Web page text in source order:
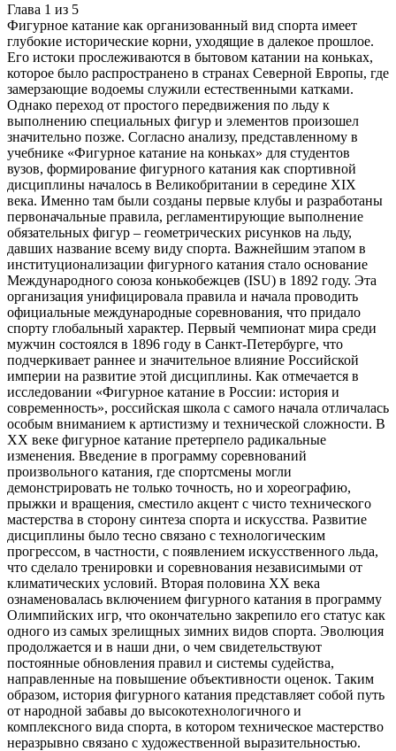
Глава 1 из 5
Фигурное катание как организованный вид спорта имеет
глубокие исторические корни, уходящие в далекое прошлое.
Его истоки прослеживаются в бытовом катании на коньках,
которое было распространено в странах Северной Европы, где
замерзающие водоемы служили естественными катками.
Однако переход от простого передвижения по льду к
выполнению специальных фигур и элементов произошел
значительно позже. Согласно анализу, представленному в
учебнике «Фигурное катание на коньках» для студентов
вузов, формирование фигурного катания как спортивной
дисциплины началось в Великобритании в середине XIX
века. Именно там были созданы первые клубы и разработаны
первоначальные правила, регламентирующие выполнение
обязательных фигур – геометрических рисунков на льду,
давших название всему виду спорта. Важнейшим этапом в
институционализации фигурного катания стало основание
Международного союза конькобежцев (ISU) в 1892 году. Эта
организация унифицировала правила и начала проводить
официальные международные соревнования, что придало
спорту глобальный характер. Первый чемпионат мира среди
мужчин состоялся в 1896 году в Санкт-Петербурге, что
подчеркивает раннее и значительное влияние Российской
империи на развитие этой дисциплины. Как отмечается в
исследовании «Фигурное катание в России: история и
современность», российская школа с самого начала отличалась
особым вниманием к артистизму и технической сложности. В
XX веке фигурное катание претерпело радикальные
изменения. Введение в программу соревнований
произвольного катания, где спортсмены могли
демонстрировать не только точность, но и хореографию,
прыжки и вращения, сместило акцент с чисто технического
мастерства в сторону синтеза спорта и искусства. Развитие
дисциплины было тесно связано с технологическим
прогрессом, в частности, с появлением искусственного льда,
что сделало тренировки и соревнования независимыми от
климатических условий. Вторая половина XX века
ознаменовалась включением фигурного катания в программу
Олимпийских игр, что окончательно закрепило его статус как
одного из самых зрелищных зимних видов спорта. Эволюция
продолжается и в наши дни, о чем свидетельствуют
постоянные обновления правил и системы судейства,
направленные на повышение объективности оценок. Таким
образом, история фигурного катания представляет собой путь
от народной забавы до высокотехнологичного и
комплексного вида спорта, в котором техническое мастерство
неразрывно связано с художественной выразительностью.